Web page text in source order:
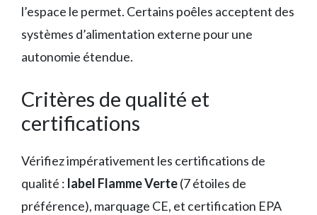
l’espace le permet. Certains poêles acceptent des
systèmes d’alimentation externe pour une
autonomie étendue.
Critères de qualité et
certifications
Vérifiez impérativement les certifications de
qualité : label Flamme Verte(7 étoiles de
préférence), marquage CE, et certification EPA